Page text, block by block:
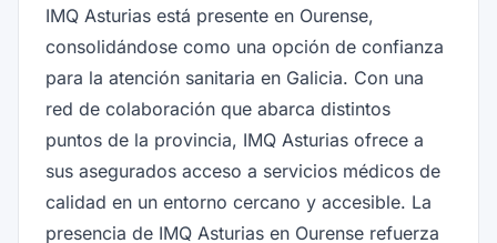
IMQ Asturias está presente en Ourense,
consolidándose como una opción de confianza
para la atención sanitaria en Galicia. Con una
red de colaboración que abarca distintos
puntos de la provincia, IMQ Asturias ofrece a
sus asegurados acceso a servicios médicos de
calidad en un entorno cercano y accesible. La
presencia de IMQ Asturias en Ourense refuerza